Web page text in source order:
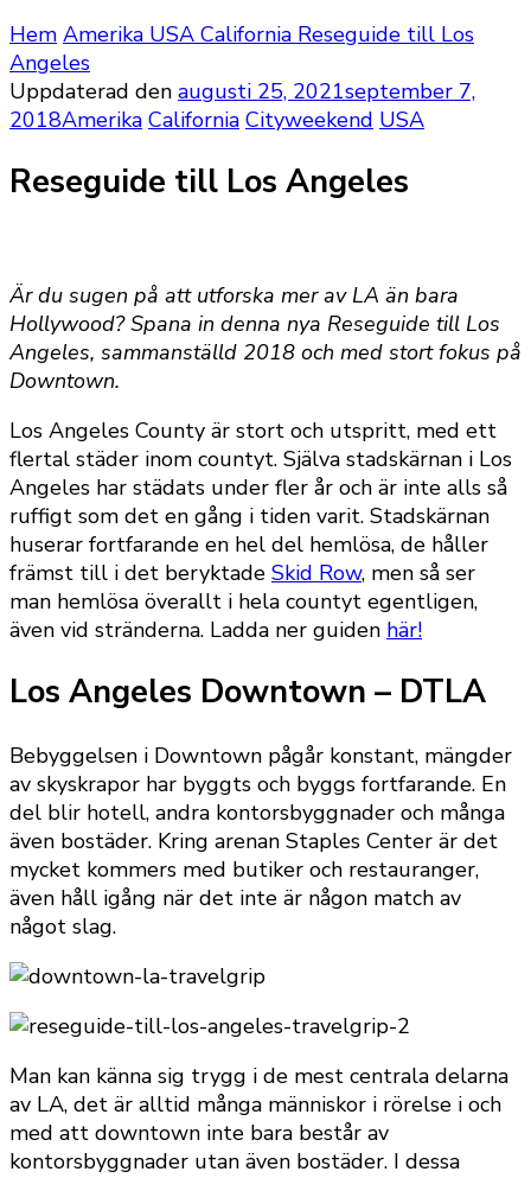
Hem Amerika USA California Reseguide till Los
Angeles
Uppdaterad den augusti 25, 2021september 7,
2018Amerika California Cityweekend USA
Reseguide till Los Angeles
Är du sugen på att utforska mer av LA än bara
Hollywood? Spana in denna nya Reseguide till Los
Angeles, sammanställd 2018 och med stort fokus på
Downtown.
Los Angeles County är stort och utspritt, med ett
flertal städer inom countyt. Själva stadskärnan i Los
Angeles har städats under fler år och är inte alls så
ruffigt som det en gång i tiden varit. Stadskärnan
huserar fortfarande en hel del hemlösa, de håller
främst till i det beryktade Skid Row, men så ser
man hemlösa överallt i hela countyt egentligen,
även vid stränderna. Ladda ner guiden här!
Los Angeles Downtown – DTLA
Bebyggelsen i Downtown pågår konstant, mängder
av skyskrapor har byggts och byggs fortfarande. En
del blir hotell, andra kontorsbyggnader och många
även bostäder. Kring arenan Staples Center är det
mycket kommers med butiker och restauranger,
även håll igång när det inte är någon match av
något slag.
Man kan känna sig trygg i de mest centrala delarna
av LA, det är alltid många människor i rörelse i och
med att downtown inte bara består av
kontorsbyggnader utan även bostäder. I dessa